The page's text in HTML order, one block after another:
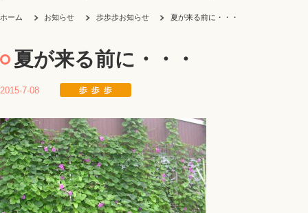
ホーム お知らせ 歩歩歩お知らせ 夏が来る前に・・・
夏が来る前に・・・
2015-7-08